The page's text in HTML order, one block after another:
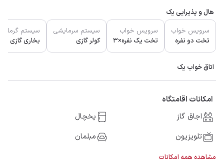
هال و پذیرایی یک
سرویس خواب
تخت دو نفره
سرویس خواب
تخت یک نفره×3
سیستم سرمایشی
کولر گازی
سیستم
بخاری گازی
اتاق خواب یک
امکانات اقامتگاه
اجاق گاز
یخچال
تلویزیون
مبلمان
مشاهده همه امکانات